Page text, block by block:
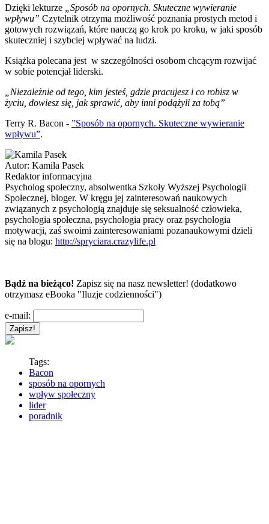
Dzięki lekturze
„Sposób na opornych. Skuteczne wywieranie
wpływu” Czytelnik otrzyma możliwość poznania prostych metod i
gotowych rozwiązań, które nauczą go krok po kroku, w jaki sposób
skuteczniej i szybciej wpływać na ludzi.
Książka polecana jest w szczególności osobom chcącym rozwijać
w sobie potencjał liderski.
„Niezależnie od tego, kim jesteś, gdzie pracujesz i co robisz w
życiu, dowiesz się, jak sprawić, aby inni podążyli za tobą”
Terry R. Bacon - ”Sposób na opornych. Skuteczne wywieranie
wpływu”.
Autor: Kamila Pasek
Redaktor informacyjna
Psycholog społeczny, absolwentka Szkoły Wyższej Psychologii
Społecznej, bloger. W kręgu jej zainteresowań naukowych
związanych z psychologią znajduje się seksualność człowieka,
psychologia społeczna, psychologia pracy oraz psychologia
motywacji, zaś swoimi zainteresowaniami pozanaukowymi dzieli
się na blogu: http://spryciara.crazylife.pl
Bądź na bieżąco! Zapisz się na nasz newsletter! (dodatkowo
otrzymasz eBooka "Iluzje codzienności")
e-mail:
Tags:
Bacon
sposób na opornych
wpływ społeczny
lider
poradnik